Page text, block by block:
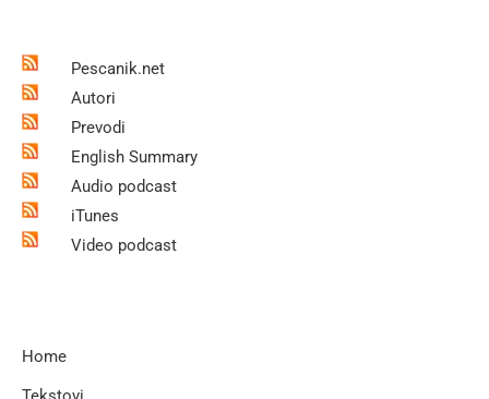
Pescanik.net
Autori
Prevodi
English Summary
Audio podcast
iTunes
Video podcast
Home